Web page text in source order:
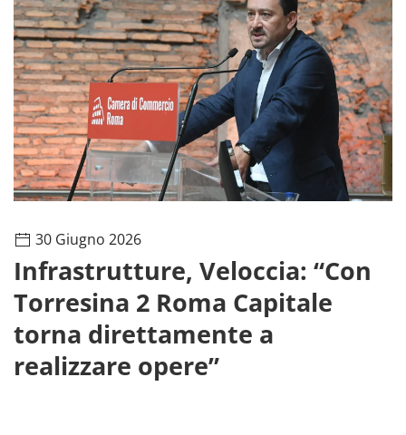
30 Giugno 2026
Infrastrutture, Veloccia: “Con
Torresina 2 Roma Capitale
torna direttamente a
realizzare opere”